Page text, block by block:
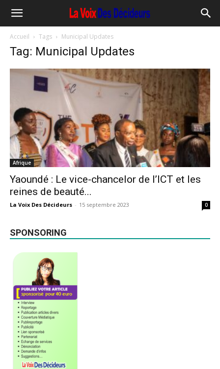
Accueil Tags Municipal Updates
Tag: Municipal Updates
Afrique
Yaoundé : Le vice-chancelor de l’ICT et les
reines de beauté...
La Voix Des Décideurs - 15 septembre 2023 0
SPONSORING